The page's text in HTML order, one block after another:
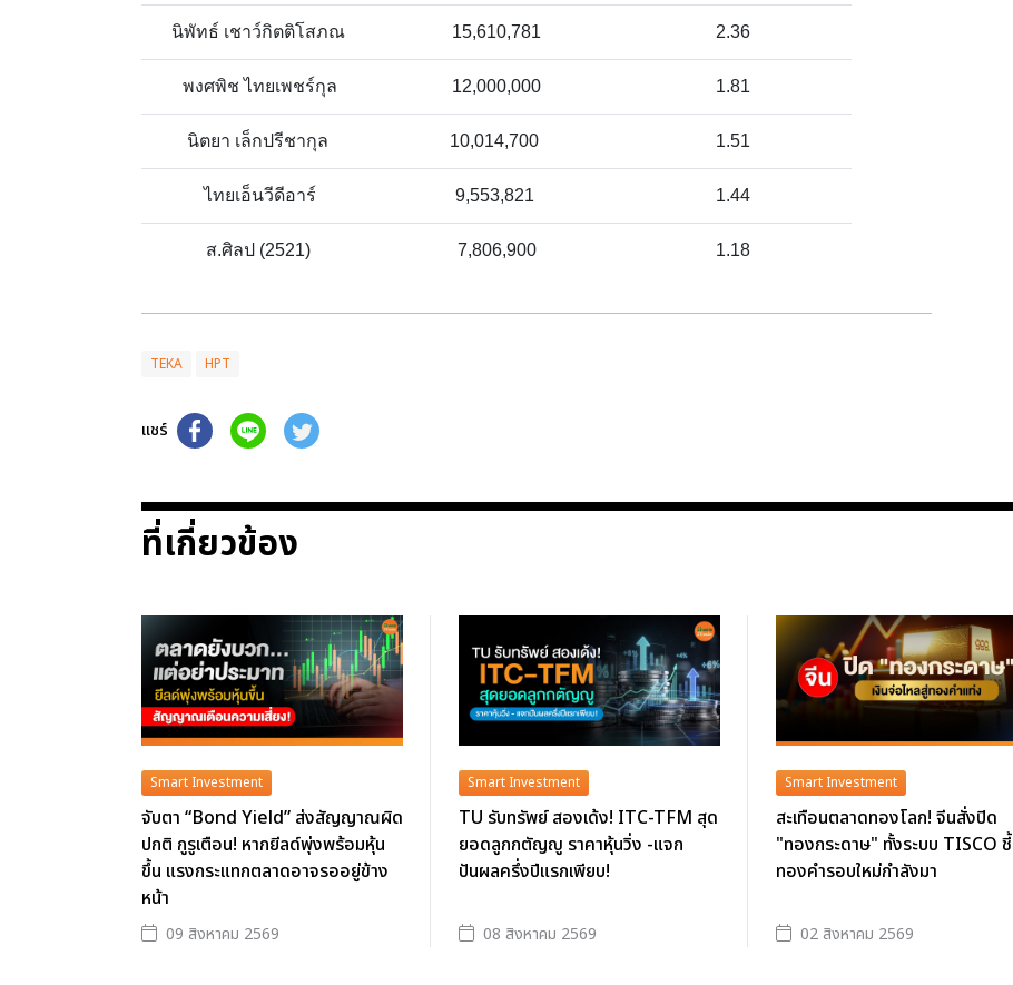
นิพัทธ์ เชาว์กิตติโสภณ 15,610,781 2.36
พงศพิช ไทยเพชร์กุล 12,000,000 1.81
นิตยา เล็กปรีชากุล 10,014,700 1.51
ไทยเอ็นวีดีอาร์ 9,553,821 1.44
ส.ศิลป (2521) 7,806,900 1.18
TEKA HPT
แชร์
ที่เกี่ยวข้อง
Smart Investment
จับตา “Bond Yield” ส่งสัญญาณผิด
ปกติ กูรูเตือน! หากยีลด์พุ่งพร้อมหุ้น
ขึ้น แรงกระแทกตลาดอาจรออยู่ข้าง
หน้า
09 สิงหาคม 2569
Smart Investment
TU รับทรัพย์ สองเด้ง! ITC-TFM สุด
ยอดลูกกตัญญู ราคาหุ้นวิ่ง -แจก
ปันผลครึ่งปีแรกเพียบ!
08 สิงหาคม 2569
Smart Investment
สะเทือนตลาดทองโลก! จีนสั่งปิด
"ทองกระดาษ" ทั้งระบบ TISCO ชี้
ทองคำรอบใหม่กำลังมา
02 สิงหาคม 2569